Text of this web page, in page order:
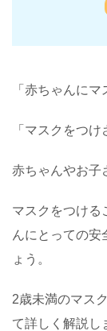
「赤ちゃんにマ
「マスクをつ
赤ちゃんやお子
マスクをつける
んにとっての安
ょう。
2歳未満のマス
て詳しく解説し